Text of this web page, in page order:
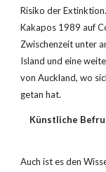
Risiko der
Kakapos 1989 auf
Zwischenzeit unter
Island und eine
von Auckland, wo
getan hat.
Künstliche
Auch ist es den